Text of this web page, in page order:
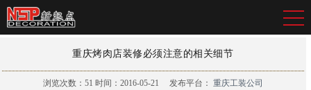
重庆烤肉店装修必须注意的相关细节
浏览次数： 51 时间：2016-05-21 发布平台： 重庆工装公司